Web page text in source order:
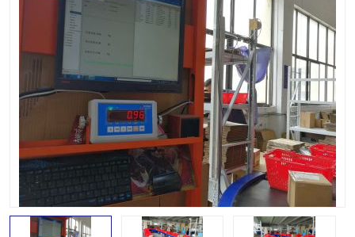
上海仓库代运营 上海托管仓库
上海第三方仓储 上海仓储服务
仓储 上海电商代发货仓库
上海托管仓库